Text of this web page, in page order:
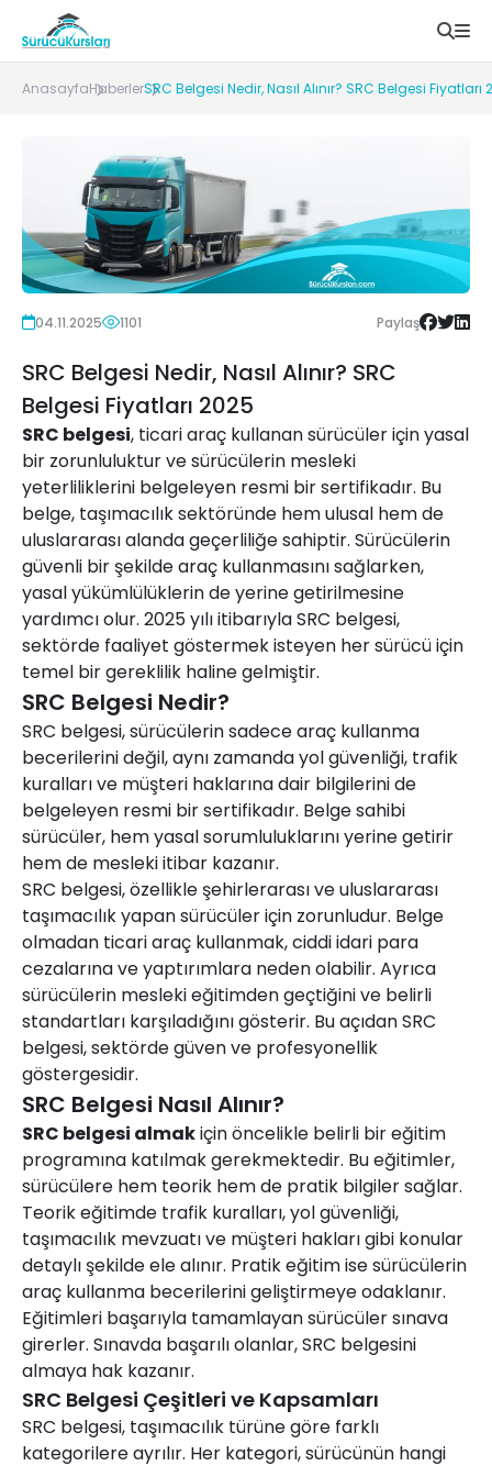
AnasayfaHaberlerSRC Belgesi Nedir, Nasıl Alınır? SRC Belgesi Fiyatları
04.11.2025 1101 Paylaş
SRC Belgesi Nedir, Nasıl Alınır? SRC
Belgesi Fiyatları 2025
SRC belgesi, ticari araç kullanan sürücüler için yasal
bir zorunluluktur ve sürücülerin mesleki
yeterliliklerini belgeleyen resmi bir sertifikadır. Bu
belge, taşımacılık sektöründe hem ulusal hem de
uluslararası alanda geçerliliğe sahiptir. Sürücülerin
güvenli bir şekilde araç kullanmasını sağlarken,
yasal yükümlülüklerin de yerine getirilmesine
yardımcı olur. 2025 yılı itibarıyla SRC belgesi,
sektörde faaliyet göstermek isteyen her sürücü için
temel bir gereklilik haline gelmiştir.
SRC Belgesi Nedir?
SRC belgesi, sürücülerin sadece araç kullanma
becerilerini değil, aynı zamanda yol güvenliği, trafik
kuralları ve müşteri haklarına dair bilgilerini de
belgeleyen resmi bir sertifikadır. Belge sahibi
sürücüler, hem yasal sorumluluklarını yerine getirir
hem de mesleki itibar kazanır.
SRC belgesi, özellikle şehirlerarası ve uluslararası
taşımacılık yapan sürücüler için zorunludur. Belge
olmadan ticari araç kullanmak, ciddi idari para
cezalarına ve yaptırımlara neden olabilir. Ayrıca
sürücülerin mesleki eğitimden geçtiğini ve belirli
standartları karşıladığını gösterir. Bu açıdan SRC
belgesi, sektörde güven ve profesyonellik
göstergesidir.
SRC Belgesi Nasıl Alınır?
SRC belgesi almakiçin öncelikle belirli bir eğitim
programına katılmak gerekmektedir. Bu eğitimler,
sürücülere hem teorik hem de pratik bilgiler sağlar.
Teorik eğitimde trafik kuralları, yol güvenliği,
taşımacılık mevzuatı ve müşteri hakları gibi konular
detaylı şekilde ele alınır. Pratik eğitim ise sürücülerin
araç kullanma becerilerini geliştirmeye odaklanır.
Eğitimleri başarıyla tamamlayan sürücüler sınava
girerler. Sınavda başarılı olanlar, SRC belgesini
almaya hak kazanır.
SRC Belgesi Çeşitleri ve Kapsamları
SRC belgesi, taşımacılık türüne göre farklı
kategorilere ayrılır. Her kategori, sürücünün hangi